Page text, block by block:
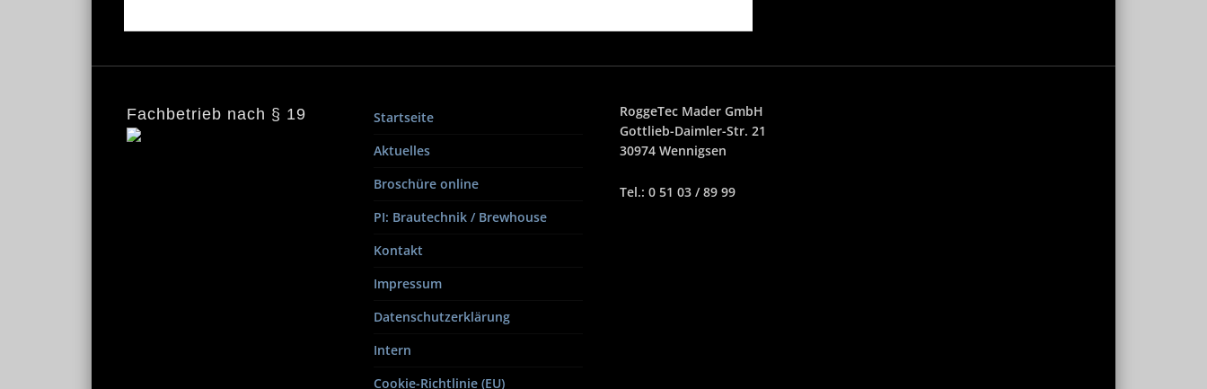
Fachbetrieb nach § 19
Startseite
Aktuelles
Broschüre online
PI: Brautechnik / Brewhouse
Kontakt
Impressum
Datenschutzerklärung
Intern
Cookie-Richtlinie (EU)
RoggeTec Mader GmbH
Gottlieb-Daimler-Str. 21
30974 Wennigsen
Tel.: 0 51 03 / 89 99